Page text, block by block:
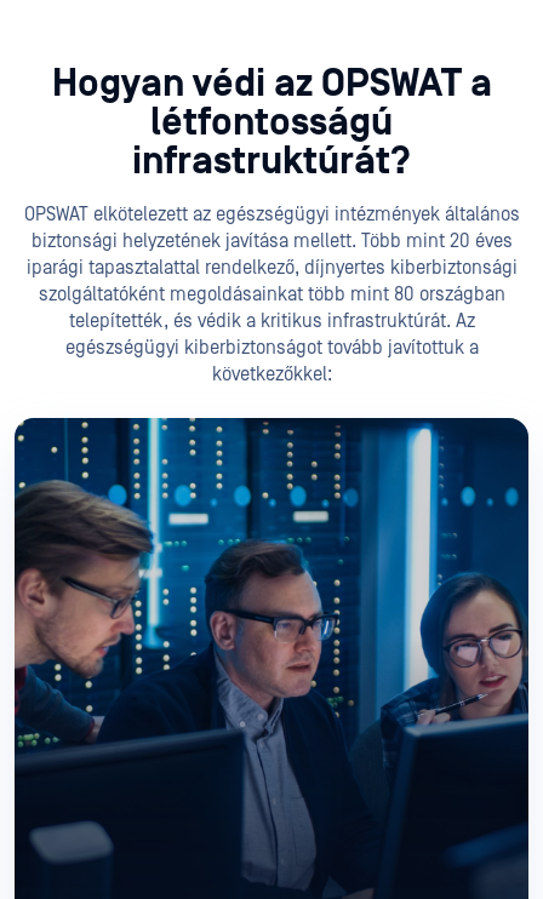
Hogyan védi az OPSWAT a
létfontosságú
infrastruktúrát?
OPSWAT elkötelezett az egészségügyi intézmények általános
biztonsági helyzetének javítása mellett. Több mint 20 éves
iparági tapasztalattal rendelkező, díjnyertes kiberbiztonsági
szolgáltatóként megoldásainkat több mint 80 országban
telepítették, és védik a kritikus infrastruktúrát. Az
egészségügyi kiberbiztonságot tovább javítottuk a
következőkkel: